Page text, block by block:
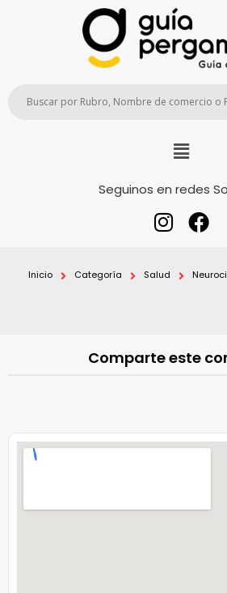
Seguinos en redes
Inicio Categoría Salud
Comparte este